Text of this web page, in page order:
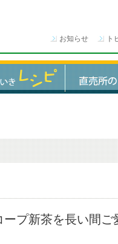
お知らせ ト
プ新茶を長い間